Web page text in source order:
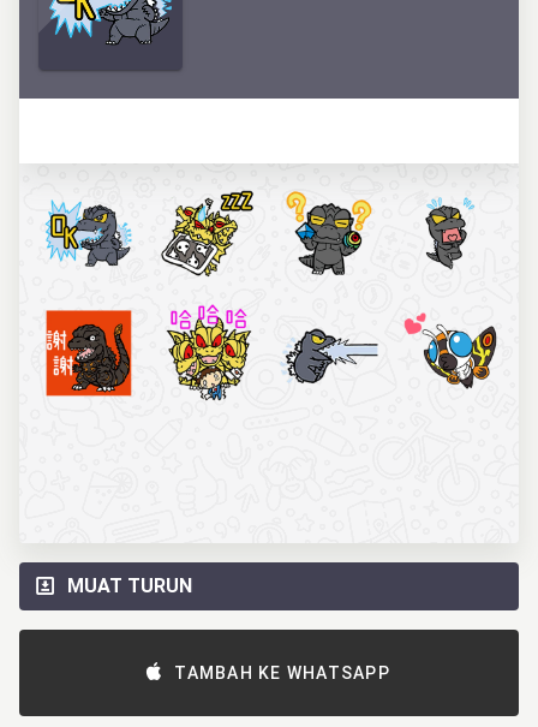
MUAT TURUN
TAMBAH KE WHATSAPP